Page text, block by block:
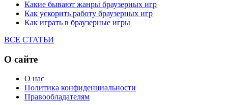
Какие бывают жанры браузерных игр
Как ускорить работу браузерных игр
Как играть в браузерные игры
ВСЕ СТАТЬИ
О сайте
О нас
Политика конфиденциальности
Правообладателям